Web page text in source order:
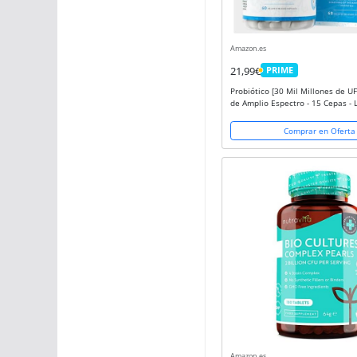
Amazon.es
21,99€ PRIME
PRIME
Probiótico [30 Mil Millones de
de Amplio Espectro - 15 Cepas -
Inmunológico - 60 Cápsulas...
Comprar en Oferta